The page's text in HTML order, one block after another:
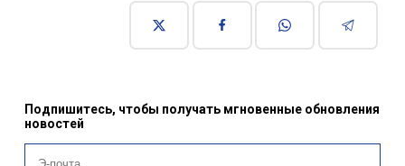
Подпишитесь, чтобы получать мгновенные обновления
новостей